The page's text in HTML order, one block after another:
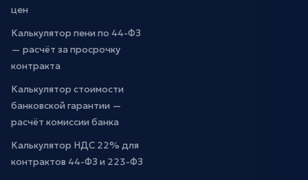
цен
Калькулятор пени по 44-ФЗ
— расчёт за просрочку
контракта
Калькулятор стоимости
банковской гарантии —
расчёт комиссии банка
Калькулятор НДС 22% для
контрактов 44-ФЗ и 223-ФЗ